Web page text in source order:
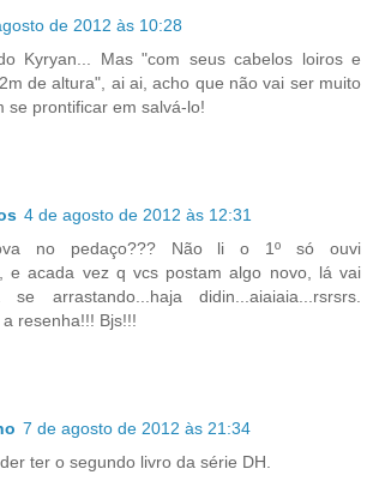
de 2012 às 10:28
Kyryan... Mas "com seus cabelos loiros e
de altura", ai ai, acho que não vai ser muito
se prontificar em salvá-lo!
4 de agosto de 2012 às 12:31
no pedaço??? Não li o 1º só ouvi
e acada vez q vcs postam algo novo, lá vai
arrastando...haja didin...aiaiaia...rsrsrs.
resenha!!! Bjs!!!
7 de agosto de 2012 às 21:34
ter o segundo livro da série DH.